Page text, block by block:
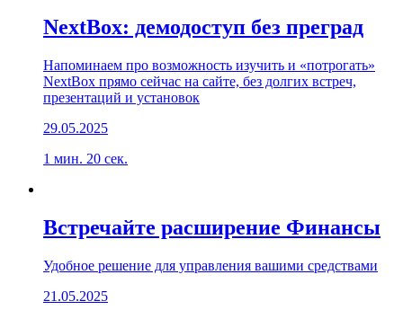
NextBox: демодоступ без преград
Напоминаем про возможность изучить и «потрогать»
NextBox прямо сейчас на сайте, без долгих встреч,
презентаций и установок
29.05.2025
1 мин. 20 сек.
Встречайте расширение Финансы
Удобное решение для управления вашими средствами
21.05.2025